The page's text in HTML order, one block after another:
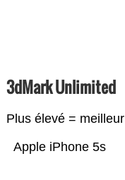
3dMark Unlimited
Plus élevé = meilleur
Apple iPhone 5s